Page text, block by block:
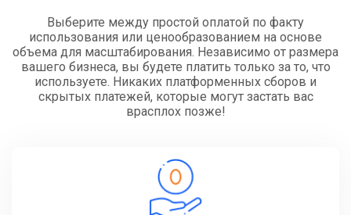
Выберите между простой оплатой по факту
использования или ценообразованием на основе
объема для масштабирования. Независимо от размера
вашего бизнеса, вы будете платить только за то, что
используете. Никаких платформенных сборов и
скрытых платежей, которые могут застать вас
врасплох позже!